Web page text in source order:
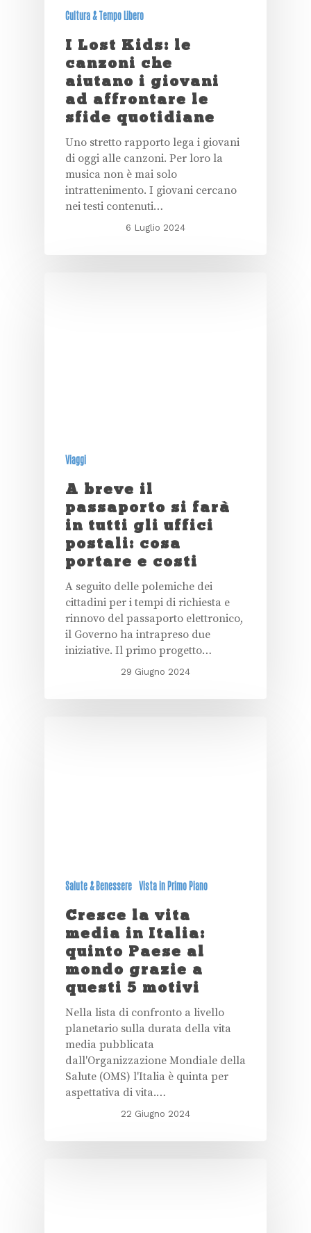
Cultura & Tempo Libero
I Lost Kids: le
canzoni che
aiutano i giovani
ad affrontare le
sfide quotidiane
Uno stretto rapporto lega i giovani
di oggi alle canzoni. Per loro la
musica non è mai solo
intrattenimento. I giovani cercano
nei testi contenuti…
6 Luglio 2024
Viaggi
A breve il
passaporto si farà
in tutti gli uffici
postali: cosa
portare e costi
A seguito delle polemiche dei
cittadini per i tempi di richiesta e
rinnovo del passaporto elettronico,
il Governo ha intrapreso due
iniziative. Il primo progetto…
29 Giugno 2024
Salute & Benessere Vista in Primo Piano
Cresce la vita
media in Italia:
quinto Paese al
mondo grazie a
questi 5 motivi
Nella lista di confronto a livello
planetario sulla durata della vita
media pubblicata
dall'Organizzazione Mondiale della
Salute (OMS) l'Italia è quinta per
aspettativa di vita.…
22 Giugno 2024